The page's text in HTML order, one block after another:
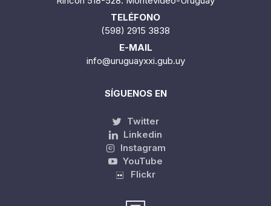
TELÉFONO
(598) 2915 3838
E-MAIL
info@uruguayxxi.gub.uy
SÍGUENOS EN
Twitter
Linkedin
Instagram
YouTube
Flickr